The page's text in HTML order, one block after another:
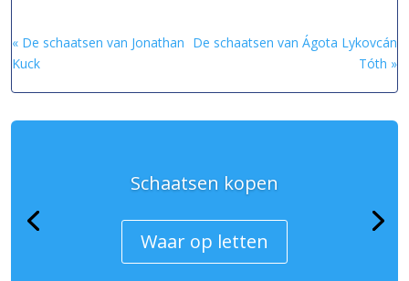
« De schaatsen van Jonathan
Kuck
De schaatsen van Ágota Lykovcán
Tóth »
Schaatsen kopen
Waar op letten